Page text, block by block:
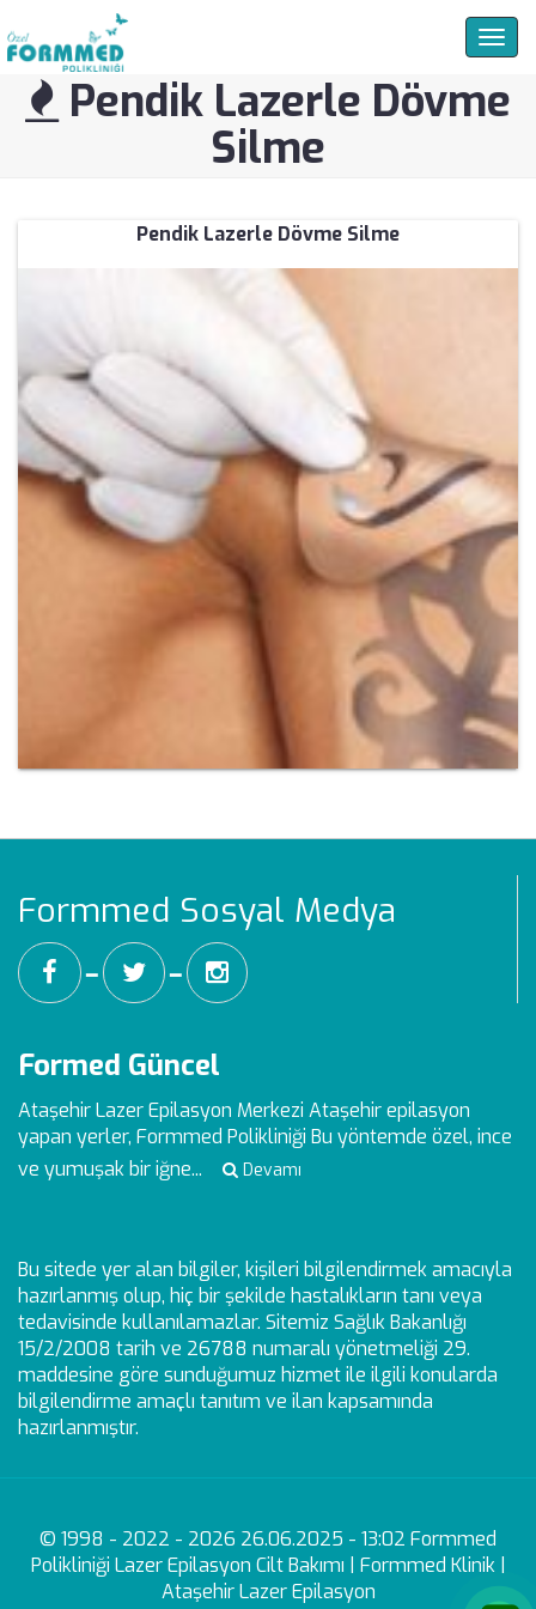
Pendik Lazerle Dövme
Silme
Pendik Lazerle Dövme Silme
Formmed Sosyal Medya
━ ━
Formed Güncel
Ataşehir Lazer Epilasyon Merkezi Ataşehir epilasyon
yapan yerler, Formmed Polikliniği Bu yöntemde özel, ince
ve yumuşak bir iğne...
Devamı
Bu sitede yer alan bilgiler, kişileri bilgilendirmek amacıyla
hazırlanmış olup, hiç bir şekilde hastalıkların tanı veya
tedavisinde kullanılamazlar. Sitemiz Sağlık Bakanlığı
15/2/2008 tarih ve 26788 numaralı yönetmeliği 29.
maddesine göre sunduğumuz hizmet ile ilgili konularda
bilgilendirme amaçlı tanıtım ve ilan kapsamında
hazırlanmıştır.
© 1998 - 2022 - 2026 26.06.2025 - 13:02 Formmed
Polikliniği Lazer Epilasyon Cilt Bakımı | Formmed Klinik |
Ataşehir Lazer Epilasyon